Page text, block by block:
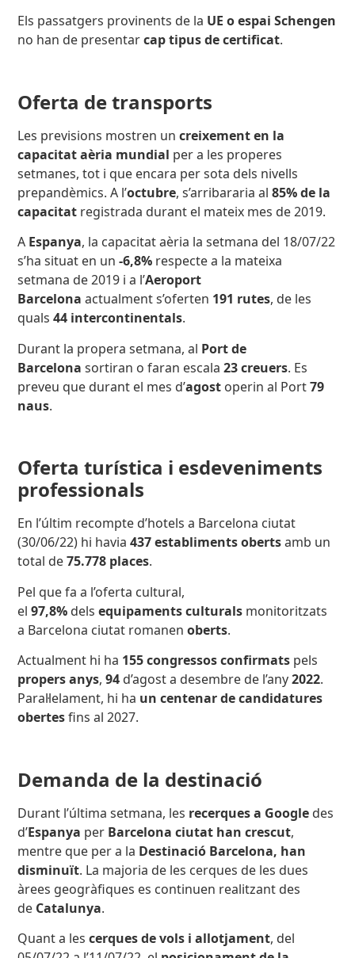
Els passatgers provinents de la UE o espai Schengen
no han de presentarcap tipus de certificat.
Oferta de transports
Les previsions mostren uncreixement en la
capacitat aèria mundial per a les properes
setmanes, tot i que encara per sota dels nivells
prepandèmics. A l’octubre, s’arribararia al85% de la
capacitat registrada durant el mateix mes de 2019.
A Espanya, la capacitat aèria la setmana del 18/07/22
s’ha situat en un-6,8% respecte a la mateixa
setmana de 2019 i a l’Aeroport
Barcelona actualment s’oferten 191 rutes, de les
quals44 intercontinentals.
Durant la propera setmana, al Port de
Barcelonasortiran o faran escala23 creuers. Es
preveu que durant el mes d’agost operin al Port79
naus.
Oferta turística i esdeveniments
professionals
En l’últim recompte d’hotels a Barcelona ciutat
(30/06/22) hi havia437 establiments obertsamb un
total de75.778 places.
Pel que fa a l’oferta cultural,
el97,8% delsequipaments culturals monitoritzats
a Barcelona ciutat romanenoberts.
Actualment hi ha 155 congressos confirmats pels
propers anys,94 d’agost a desembre de l’any2022.
Paral·lelament, hi ha un centenar de candidatures
obertesfins al 2027.
Demanda de la destinació
Durant l’última setmana, les recerques a Google des
d’Espanya per Barcelona ciutat han crescut,
mentre que per a la Destinació Barcelona, han
disminuït. La majoria de les cerques de les dues
àrees geogràfiques es continuen realitzant des
de Catalunya.
Quant a lescerques de vols i allotjament, del